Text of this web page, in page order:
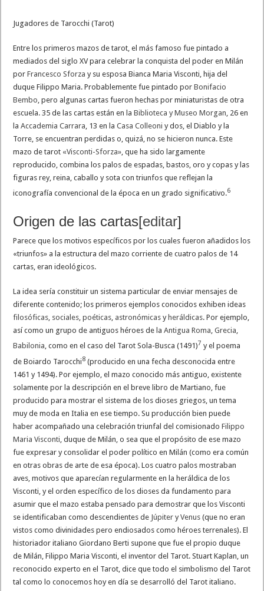
Jugadores de Tarocchi (Tarot)
Entre los primeros mazos de tarot, el más famoso fue pintado a
mediados del siglo XV para celebrar la conquista del poder en Milán
porFrancesco Sforza y su esposa Bianca Maria Visconti, hija del
duque Filippo Maria. Probablemente fue pintado porBonifacio
Bembo , pero algunas cartas fueron hechas por miniaturistas de otra
escuela. 35 de las cartas están en laBiblioteca y Museo Morgan , 26 en
laAccademia Carrara , 13 en laCasa Colleoni y dos, el Diablo y la
Torre, se encuentran perdidas o, quizá, no se hicieron nunca. Este
mazo de tarot «Visconti-Sforza» , que ha sido largamente
reproducido, combina los palos de espadas, bastos, oro y copas y las
figuras rey, reina, caballo y sota con triunfos que reflejan la
iconografía convencional de la época en un grado significativo.6
Origen de las cartas[editar]
Parece que los motivos específicos por los cuales fueron añadidos los
«triunfos» a la estructura del mazo corriente de cuatro palos de 14
cartas, eran ideológicos.
La idea sería constituir un sistema particular de enviar mensajes de
diferente contenido; los primeros ejemplos conocidos exhiben ideas
filosóficas, sociales,poéticas, astronómicas y heráldicas. Por ejemplo,
así como un grupo de antiguos héroes de laAntigua Roma,Grecia,
Babilonia, como en el caso del Tarot Sola-Busca (1491)7 ​ y el poema
de Boiardo Tarocchi8 ​ (producido en una fecha desconocida entre
1461 y 1494). Por ejemplo, el mazo conocido más antiguo, existente
solamente por la descripción en el breve libro de Martiano, fue
producido para mostrar el sistema de los dioses griegos, un tema
muy de moda en Italia en ese tiempo. Su producción bien puede
haber acompañado una celebración triunfal del comisionadoFilippo
Maria Visconti , duque de Milán, o sea que el propósito de ese mazo
fue expresar y consolidar el poder político en Milán (como era común
en otras obras de arte de esa época). Los cuatro palos mostraban
aves, motivos que aparecían regularmente en la heráldica de los
Visconti, y el orden específico de los dioses da fundamento para
asumir que el mazo estaba pensado para demostrar que los Visconti
se identificaban como descendientes de Júpiter yVenus (que no eran
vistos como divinidades pero endiosados como héroes terrenales). El
historiador italiano Giordano Berti supone que fue el propio duque
de Milán, Filippo Maria Visconti, el inventor del Tarot. Stuart Kaplan, un
reconocido experto en el Tarot, dice que todo el simbolismo del Tarot
tal como lo conocemos hoy en día se desarrolló del Tarot italiano.